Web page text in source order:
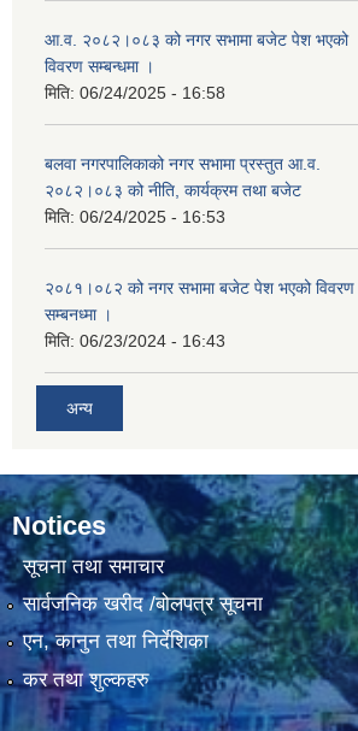
आ.व. २०८२।०८३ को नगर सभामा बजेट पेश भएको
विवरण सम्बन्धमा ।
मिति: 06/24/2025 - 16:58
बलवा नगरपालिकाको नगर सभामा प्रस्तुत आ.व.
२०८२।०८३ को नीति, कार्यक्रम तथा बजेट
मिति: 06/24/2025 - 16:53
२०८१।०८२ को नगर सभामा बजेट पेश भएको विवरण
सम्बनध्मा ।
मिति: 06/23/2024 - 16:43
अन्य
Notices
सूचना तथा समाचार
सार्वजनिक खरीद /बोलपत्र सूचना
एन, कानुन तथा निर्देशिका
कर तथा शुल्कहरु